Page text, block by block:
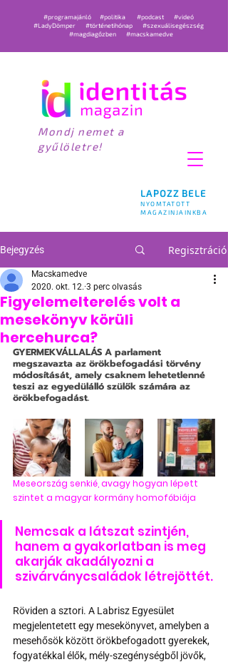
LAPOZZ BELE
NYOMTATOTT
MAGAZINJAINKBA
#programajánló #politika #podcast
#videó
#LadyDömper
#történetihónap
#szexuálisegészség
#magdiagőzben
#macskamedve
Mondj nemet a
gyűlöletre!
Bejegyzés Regisztráció
Figyelemelterelés volt a
mesekönyv körüli
hercehurca?
Macskamedve
2020. okt. 12. 3 perc olvasás
GYERMEKVÁLLALÁS A parlament
megszavazta az örökbefogadási törvény
módosítását, amely csaknem lehetetlenné
teszi az egyedülálló szülők számára az
örökbefogadást.
Meseország senkié, avagy hogyan lépett
szintet a magyar kormány homofóbiája
Nemcsak a látszat szintjén,
hanem a gyakorlatban is meg
akarják akadályozni a
szivárványcsaládok létrejöttét.
Röviden a sztori. A Labrisz Egyesület
megjelentetett egy mesekönyvet, amelyben a
mesehősök között örökbefogadott gyerekek,
fogyatékkal élők, mély-szegénységből jövők,